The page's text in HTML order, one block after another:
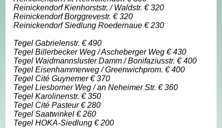
Reinickendorf Kienhorststr. / Waldstr. € 320
Reinickendorf Borggrevestr. € 320
Reinickendorf Siedlung Roedernaue € 230
Tegel Gabrielenstr. € 490
Tegel Billerbecker Weg / Ascheberger Weg € 430
Tegel Waidmannsluster Damm / Bonifaziusstr. € 400
Tegel Eisenhammerweg / Greenwichprom. € 400
Tegel Cité Guynemer € 370
Tegel Liesborner Weg / an Neheimer Str. € 360
Tegel Karolinenstr. € 350
Tegel Cité Pasteur € 280
Tegel Saatwinkel € 260
Tegel HOKA-Siedlung € 200